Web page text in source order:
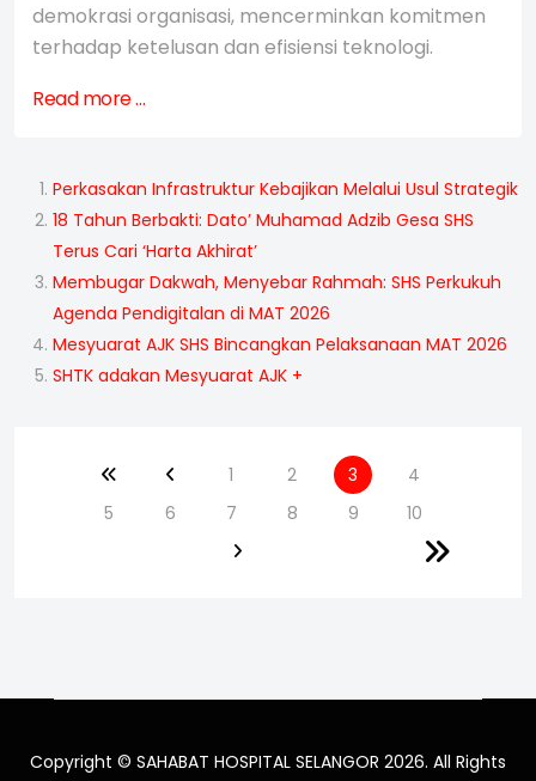
demokrasi organisasi, mencerminkan komitmen
terhadap ketelusan dan efisiensi teknologi.
Read more …
Perkasakan Infrastruktur Kebajikan Melalui Usul Strategik
18 Tahun Berbakti: Dato’ Muhamad Adzib Gesa SHS
Terus Cari ‘Harta Akhirat’
Membugar Dakwah, Menyebar Rahmah: SHS Perkukuh
Agenda Pendigitalan di MAT 2026
Mesyuarat AJK SHS Bincangkan Pelaksanaan MAT 2026
SHTK adakan Mesyuarat AJK +
1 2 3
4
5
6 7 8 9 10
Copyright © SAHABAT HOSPITAL SELANGOR 2026. All Rights